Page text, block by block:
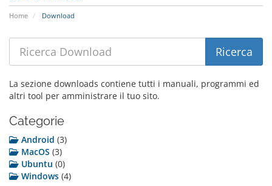
Home Download
La sezione downloads contiene tutti i manuali, programmi ed
altri tool per amministrare il tuo sito.
Categorie
Android (3)
MacOS (3)
Ubuntu (0)
Windows (4)